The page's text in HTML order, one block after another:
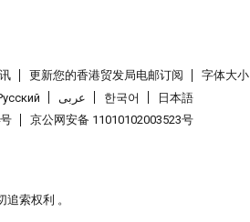
更新您的香港贸发局电邮订阅
字体大小
عربى 한국어
日本語
京公网安备 11010102003523号
索权利 。